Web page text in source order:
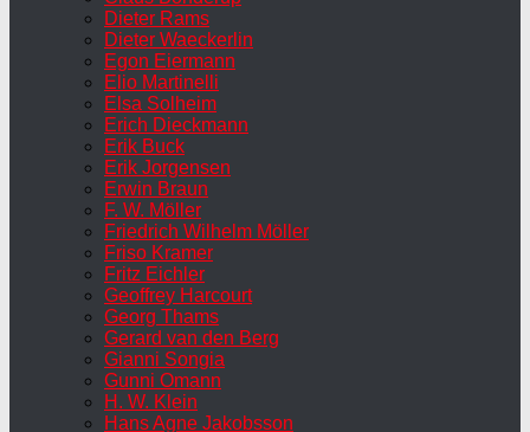
Dieter Rams
Dieter Waeckerlin
Egon Eiermann
Elio Martinelli
Elsa Solheim
Erich Dieckmann
Erik Buck
Erik Jorgensen
Erwin Braun
F. W. Möller
Friedrich Wilhelm Möller
Friso Kramer
Fritz Eichler
Geoffrey Harcourt
Georg Thams
Gerard van den Berg
Gianni Songia
Gunni Omann
H. W. Klein
Hans Agne Jakobsson